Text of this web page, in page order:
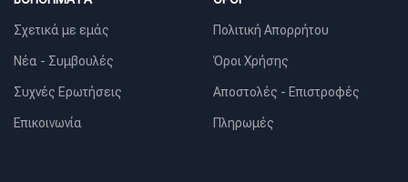
Σχετικά με εμάς
Νέα - Συμβουλές
Συχνές Ερωτήσεις
Επικοινωνία
Πολιτική Απορρήτου
Όροι Χρήσης
Αποστολές - Επιστροφές
Πληρωμές